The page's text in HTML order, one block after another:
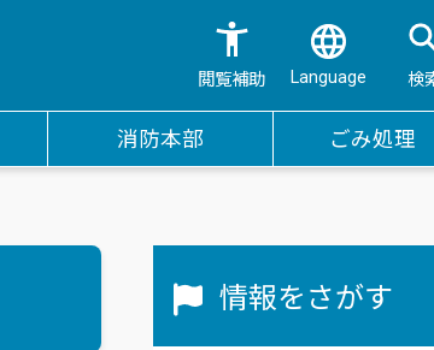
閲覧補助 Language 検
消防本部 ごみ処理
情報をさがす